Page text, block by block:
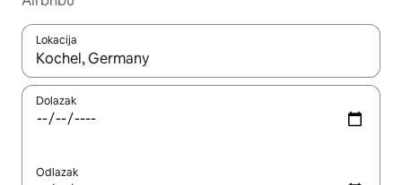
Lokacija
Kada budu dostupni rezultati, moći ćete ih pregledati
Dolazak
Odlazak